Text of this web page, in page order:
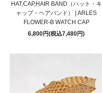
HAT,CAP,HAIR BAND（ハット・キ
ャップ・ヘアバンド） | ARLES
FLOWER-B WATCH CAP
6,800円(税込7,480円)